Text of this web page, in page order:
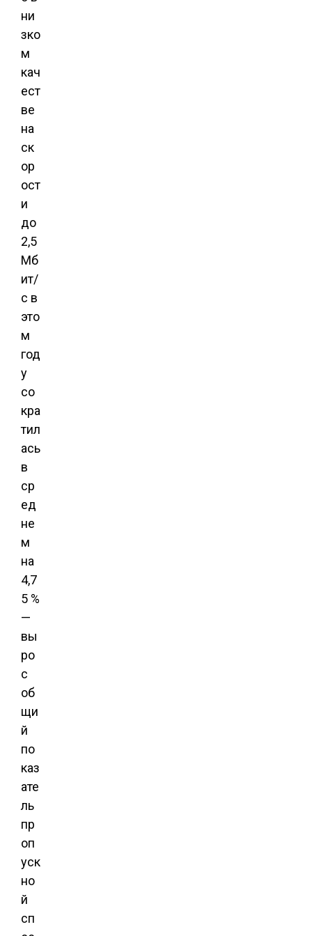
ни
зко
м
кач
ест
ве
на
ск
ор
ост
и
до
2,5
Мб
ит/
с в
это
м
год
у
со
кра
тил
ась
в
ср
ед
не
м
на
4,7
5 %
—
вы
ро
с
об
щи
й
по
каз
ате
ль
пр
оп
уск
но
й
сп